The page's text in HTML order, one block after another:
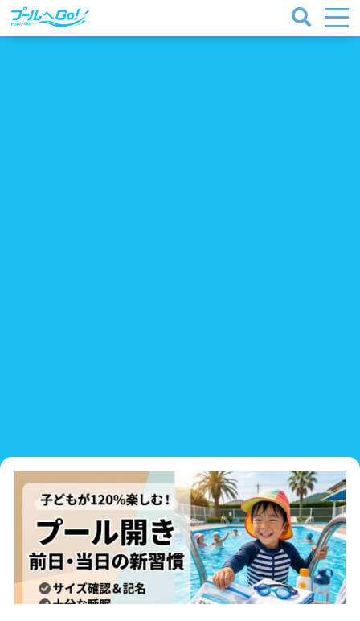
宮城県 秋田県 山形県
福島県
関東
茨城県 栃木県 群馬県
幼児用プール 流れるプール
温水プール 屋内プール
屋外プール スライダー
人口波プール 海水プール
高飛び込み 水連公認プール